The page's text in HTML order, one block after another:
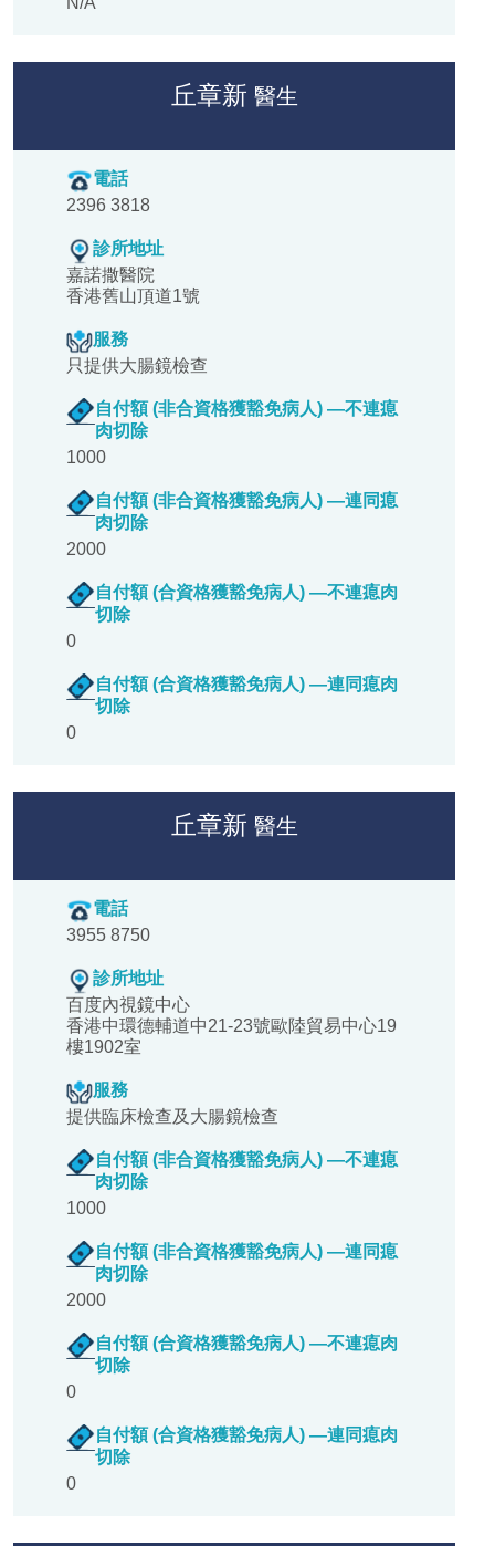
丘章新 醫生
電話
2396 3818
診所地址
嘉諾撒醫院
香港舊山頂道1號
服務
只提供大腸鏡檢查
自付額 (非合資格獲豁免病人) —不連瘜
肉切除
1000
自付額 (非合資格獲豁免病人) —連同瘜
肉切除
2000
自付額 (合資格獲豁免病人) —不連瘜肉
切除
0
自付額 (合資格獲豁免病人) —連同瘜肉
切除
0
丘章新 醫生
電話
3955 8750
診所地址
百度內視鏡中心
香港中環德輔道中21-23號歐陸貿易中心19
樓1902室
服務
提供臨床檢查及大腸鏡檢查
自付額 (非合資格獲豁免病人) —不連瘜
肉切除
1000
自付額 (非合資格獲豁免病人) —連同瘜
肉切除
2000
自付額 (合資格獲豁免病人) —不連瘜肉
切除
0
自付額 (合資格獲豁免病人) —連同瘜肉
切除
0